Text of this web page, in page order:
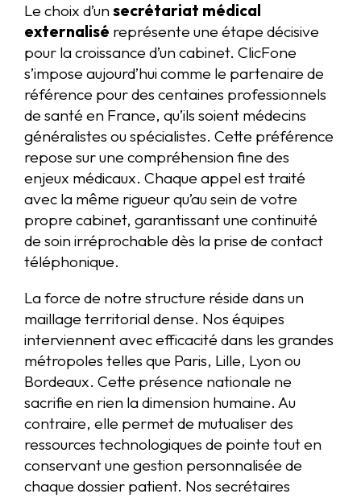
Le choix d’unsecrétariat médical
externalisé représente une étape décisive
pour la croissance d’un cabinet. ClicFone
s’impose aujourd’hui comme le partenaire de
référence pour des centaines professionnels
de santé en France, qu’ils soient médecins
généralistes ou spécialistes. Cette préférence
repose sur une compréhension fine des
enjeux médicaux. Chaque appel est traité
avec la même rigueur qu’au sein de votre
propre cabinet, garantissant une continuité
de soin irréprochable dès la prise de contact
téléphonique.
La force de notre structure réside dans un
maillage territorial dense. Nos équipes
interviennent avec efficacité dans les grandes
métropoles telles que Paris, Lille, Lyon ou
Bordeaux. Cette présence nationale ne
sacrifie en rien la dimension humaine. Au
contraire, elle permet de mutualiser des
ressources technologiques de pointe tout en
conservant une gestion personnalisée de
chaque dossier patient. Nos secrétaires